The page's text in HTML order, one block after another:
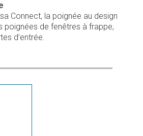
Connect, la poignée au design
poignées de fenêtres à frappe,
d’entrée.